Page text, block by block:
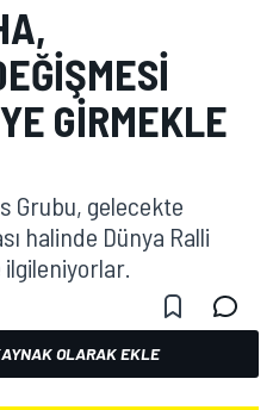
GIRMEKLE
Grubu, gelecekte
halinde Dünya Ralli
OLARAK EKLE